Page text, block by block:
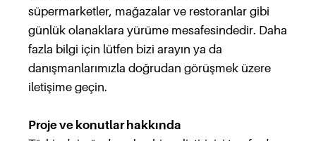
süpermarketler, mağazalar ve restoranlar gibi
günlük olanaklara yürüme mesafesindedir. Daha
fazla bilgi için lütfen bizi arayın ya da
danışmanlarımızla doğrudan görüşmek üzere
iletişime geçin.
Proje ve konutlar hakkında